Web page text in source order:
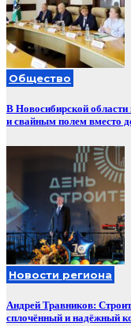
Общество
В Новосибирской
и свайным полем вместо
Новости региона
Андрей Травников:
сплочённый и надёжный